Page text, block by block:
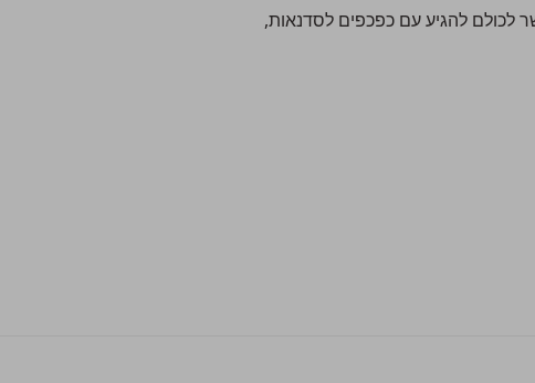
לכולם להגיע עם כפכפים לסדנאות,